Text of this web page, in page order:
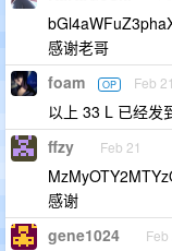
感谢老哥
foam OP Feb 21
以上 33 L 已经发
ffzy Feb 21
感谢
gene1024 Feb